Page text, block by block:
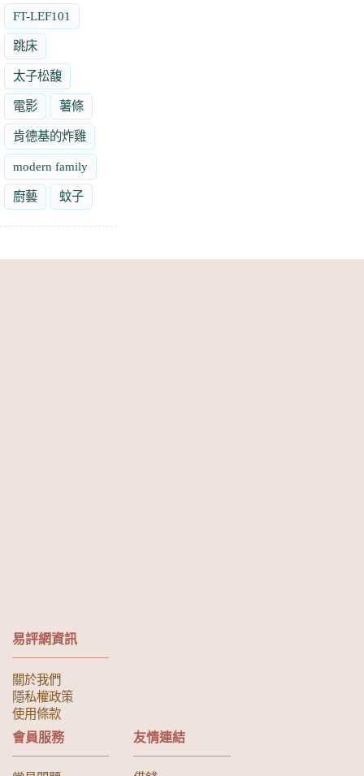
FT-LEF101
跳床
太子松馥
電影 薯條
肯德基的炸雞
modern family
廚藝 蚊子
易評網資訊
關於我們
隱私權政策
使用條款
會員服務 友情連結